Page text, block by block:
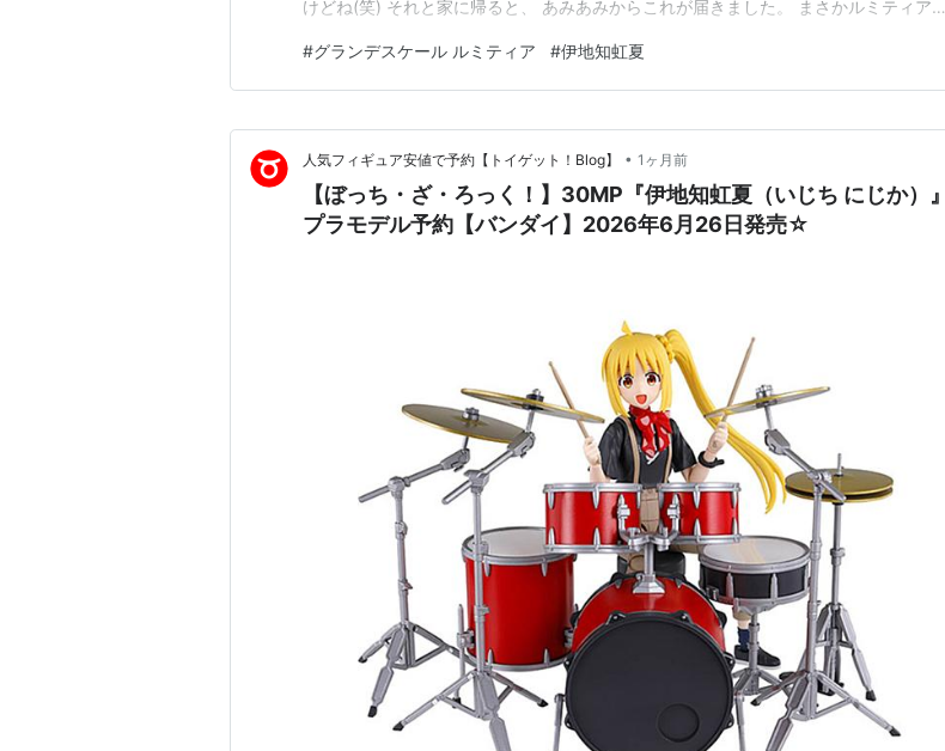
けどね(笑) それと家に帰ると、 あみあみからこれが届きました。 まさかルミティアが
ガンプラぐらいの大きさです。 ルミティアは可愛く美しい。 私はアルカナディアでは
ルミティアが１番だと思ってます。…
#グランデスケール ルミティア #伊地知虹夏
人気フィギュア安値で予約【トイゲット！Blog】 • 1ヶ月前
【ぼっち・ざ・ろっく！】30MP『伊地知虹夏（いじち にじか）』
プラモデル予約【バンダイ】2026年6月26日発売☆